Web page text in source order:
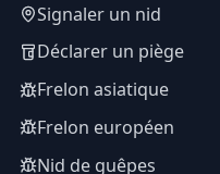
Signaler un nid
Déclarer un piège
Frelon asiatique
Frelon européen
Nid de guêpes